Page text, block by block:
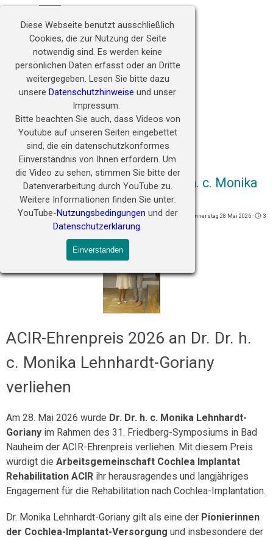
Diese Webseite benutzt ausschließlich
Cookies, die zur Nutzung der Seite
notwendig sind. Es werden keine
persönlichen Daten erfasst oder an Dritte
weitergegeben. Lesen Sie bitte dazu
unsere Datenschutzhinweise und unser
Impressum.
Bitte beachten Sie auch, dass Videos von
Youtube auf unseren Seiten eingebettet
sind, die ein datenschutzkonformes
Einverständnis von Ihnen erfordern. Um
die Video zu sehen, stimmen Sie bitte der
Datenverarbeitung durch YouTube zu.
Weitere Informationen finden Sie unter:
YouTube-Nutzungsbedingungen und der
Datenschutzerklärung.
Einverstanden
Direkt zum Seiteninhalt
Zukunft ermöglichen
ACIR-Ehrenpreis 2026 an Dr. Dr. h. c. Monika
Lehnhardt-Goriany verliehen
Veröffentlicht vonKelly MattstedtinVeranstaltungen Symposium · Donnerstag 28 Mai 2026 ·
3
ACIR-Ehrenpreis 2026 an Dr. Dr. h.
c. Monika Lehnhardt-Goriany
verliehen
Am 28. Mai 2026 wurde Dr. Dr. h. c. Monika Lehnhardt-
Goriany im Rahmen des 31. Friedberg-Symposiums in Bad
Nauheim der ACIR-Ehrenpreis verliehen. Mit diesem Preis
würdigt die Arbeitsgemeinschaft Cochlea Implantat
Rehabilitation ACIR ihr herausragendes und langjähriges
Engagement für die Rehabilitation nach Cochlea-Implantation.
Dr. Monika Lehnhardt-Goriany gilt als eine der Pionierinnen
der Cochlea-Implantat-Versorgung und insbesondere der